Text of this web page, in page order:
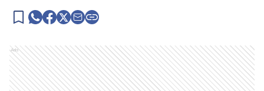
Ads